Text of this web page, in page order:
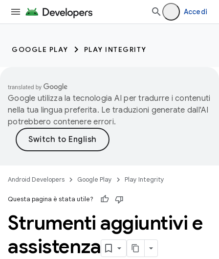
Accedi
GOOGLE PLAY PLAY INTEGRITY
Google utilizza la tecnologia AI per tradurre i contenuti
nella tua lingua preferita. Le traduzioni generate dall'AI
potrebbero contenere errori.
Android Developers Google Play Play Integrity
Questa pagina è stata utile?
Strumenti aggiuntivi e
assistenza